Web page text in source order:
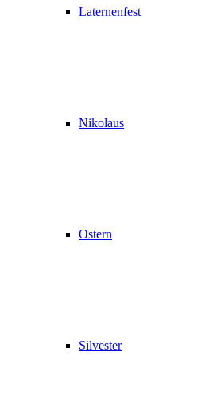
Laternenfest
Nikolaus
Ostern
Silvester